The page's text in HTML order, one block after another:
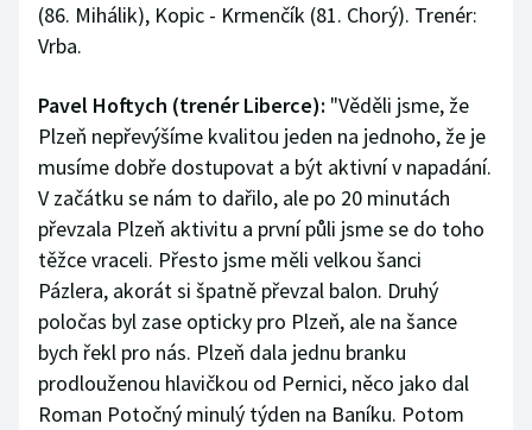
(86. Mihálik), Kopic - Krmenčík (81. Chorý). Trenér:
Vrba.
Pavel Hoftych (trenér Liberce): "Věděli jsme, že
Plzeň nepřevýšíme kvalitou jeden na jednoho, že je
musíme dobře dostupovat a být aktivní v napadání.
V začátku se nám to dařilo, ale po 20 minutách
převzala Plzeň aktivitu a první půli jsme se do toho
těžce vraceli. Přesto jsme měli velkou šanci
Pázlera, akorát si špatně převzal balon. Druhý
poločas byl zase opticky pro Plzeň, ale na šance
bych řekl pro nás. Plzeň dala jednu branku
prodlouženou hlavičkou od Pernici, něco jako dal
Roman Potočný minulý týden na Baníku. Potom